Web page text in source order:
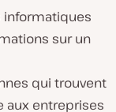
informatiques
sur un
qui trouvent
aux entreprises